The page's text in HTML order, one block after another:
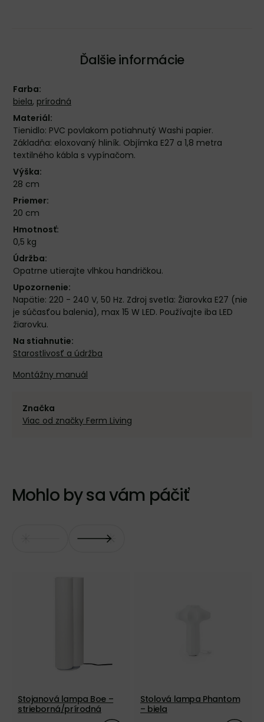
Ďalšie informácie
Farba:
biela, prírodná
Materiál:
Tienidlo: PVC povlakom potiahnutý Washi papier.
Základňa: eloxovaný hliník. Objímka E27 a 1,8 metra
textilného kábla s vypínačom.
Výška:
28 cm
Priemer:
20 cm
Hmotnosť:
0,5 kg
Údržba:
Opatrne utierajte vlhkou handričkou.
Upozornenie:
Napätie: 220 - 240 V, 50 Hz. Zdroj svetla: Žiarovka E27 (nie
je súčasťou balenia), max 15 W LED. Používajte iba LED
žiarovku.
Na stiahnutie:
Starostlivosť a údržba
Montážny manuál
Značka
Viac od značky Ferm Living
Mohlo by sa vám páčiť
Stojanová lampa Boe –
strieborná/prírodná
Stolová lampa Phantom
– biela